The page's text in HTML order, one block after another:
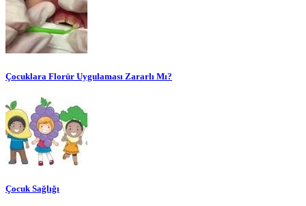
Çocuklara Florür Uygulaması Zararlı Mı?
Çocuk Sağlığı